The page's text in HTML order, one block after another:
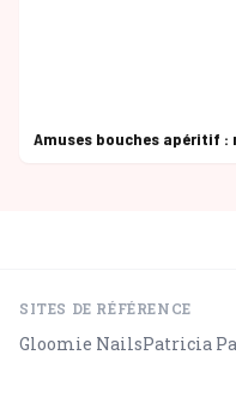
Amuses bouches apéritif :
SITES DE RÉFÉRENCE
Gloomie NailsPatricia